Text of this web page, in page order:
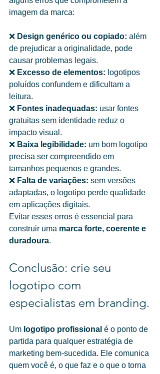
imagem da marca:
❌ Design genérico ou copiado: além
de prejudicar a originalidade, pode
causar problemas legais.
❌ Excesso de elementos: logotipos
poluídos confundem e dificultam a
leitura.
❌ Fontes inadequadas: usar fontes
gratuitas sem identidade reduz o
impacto visual.
❌ Baixa legibilidade: um bom logotipo
precisa ser compreendido em
tamanhos pequenos e grandes.
❌ Falta de variações: sem versões
adaptadas, o logotipo perde qualidade
em aplicações digitais.
Evitar esses erros é essencial para
construir uma marca forte, coerente e
duradoura.
Conclusão: crie seu
logotipo com
especialistas em branding.
Um logotipo profissional é o ponto de
partida para qualquer estratégia de
marketing bem-sucedida. Ele comunica
quem você é, o que faz e o que o torna